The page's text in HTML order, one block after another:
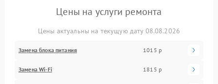
Цены на услуги ремонта
Цены актуальны на текущую дату 08.08.2026
Замена блока питания 1015 р
Замена Wi-Fi 1815 р